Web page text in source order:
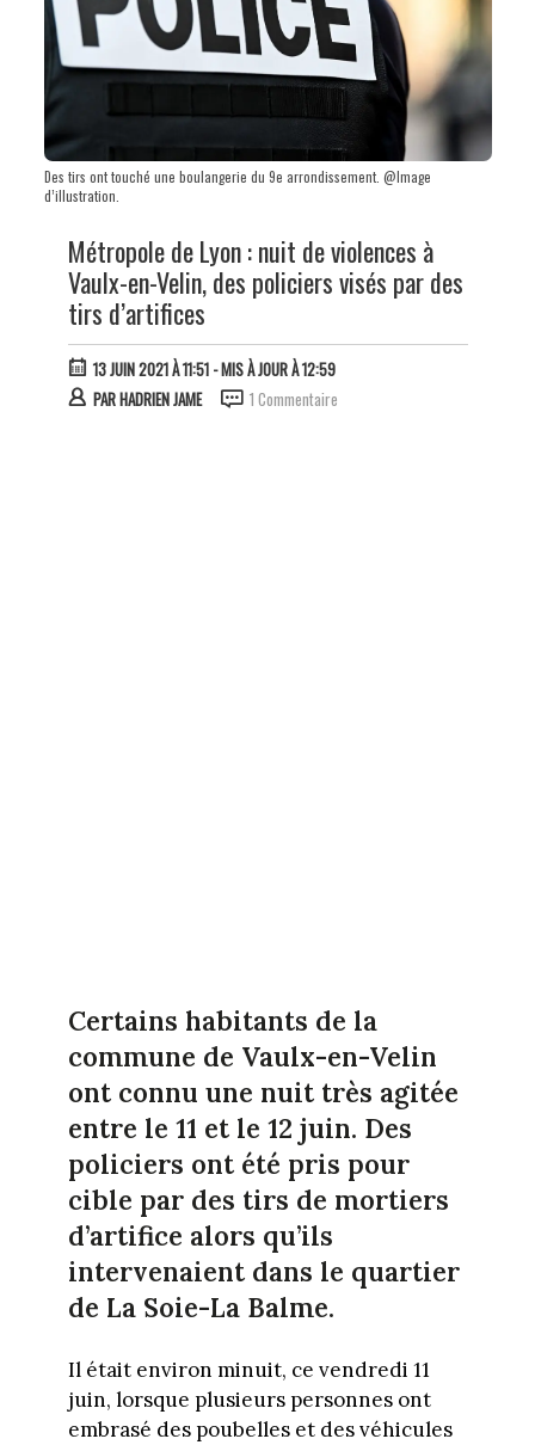
Des tirs ont touché une boulangerie du 9e arrondissement. @Image
d’illustration.
Métropole de Lyon : nuit de violences à
Vaulx-en-Velin, des policiers visés par des
tirs d’artifices
13 JUIN 2021 À 11:51- MIS À JOUR À 12:59
PARHADRIEN JAME 1 Commentaire
Certains habitants de la
commune de Vaulx-en-Velin
ont connu une nuit très agitée
entre le 11 et le 12 juin. Des
policiers ont été pris pour
cible par des tirs de mortiers
d’artifice alors qu’ils
intervenaient dans le quartier
de La Soie-La Balme.
Il était environ minuit, ce vendredi 11
juin, lorsque plusieurs personnes ont
embrasé des poubelles et des véhicules